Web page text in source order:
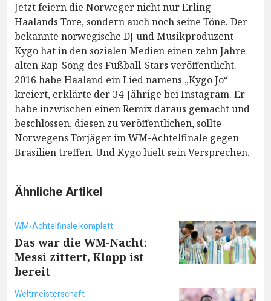
Jetzt feiern die Norweger nicht nur Erling
Haalands Tore, sondern auch noch seine Töne. Der
bekannte norwegische DJ und Musikproduzent
Kygo hat in den sozialen Medien einen zehn Jahre
alten Rap-Song des Fußball-Stars veröffentlicht.
2016 habe Haaland ein Lied namens „Kygo Jo“
kreiert, erklärte der 34-Jährige bei Instagram. Er
habe inzwischen einen Remix daraus gemacht und
beschlossen, diesen zu veröffentlichen, sollte
Norwegens Torjäger im WM-Achtelfinale gegen
Brasilien treffen. Und Kygo hielt sein Versprechen.
Ähnliche Artikel
WM-Achtelfinale komplett
Das war die WM-Nacht:
Messi zittert, Klopp ist
bereit
Weltmeisterschaft